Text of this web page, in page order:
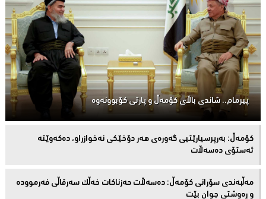
پیرمام.. شاندی باڵای كۆمه‌ڵ و پارتی كۆبوونه‌وه‌
كۆمەڵ: بەرپرسیارێتیی گەورەی هەر دۆخێکی نەخوازراو، دەكەوێتە
ئەستۆی دەسەڵات
مەڵبەندى سۆرانى کۆمەڵ: دەسەڵات حەزناکات خەڵک سەرقاڵى فەرموودە
و ڕەوشتى جوان بێت